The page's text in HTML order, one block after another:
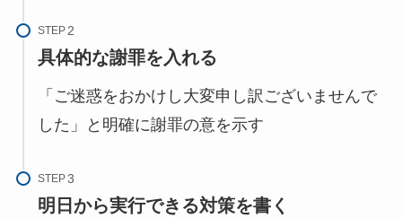
STEP
具体的な謝罪を入れる
「ご迷惑をおかけし大変申し訳ございませんで
した」と明確に謝罪の意を示す
STEP
明日から実行できる対策を書く